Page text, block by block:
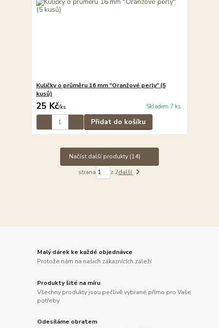
Kuličky o průměru 16 mm "Oranžové perly" (5
kusů)
25 Kč/ks Skladem 7 ks
Přidat do košíku
Načíst další produkty (14)
strana z 2další
Malý dárek ke každé objednávce
Protože nám na našich zákaznících záleží
Produkty šité na míru
Všechny produkty jsou pečlivě vybrané přímo pro Vaše
potřeby
Odesíláme obratem